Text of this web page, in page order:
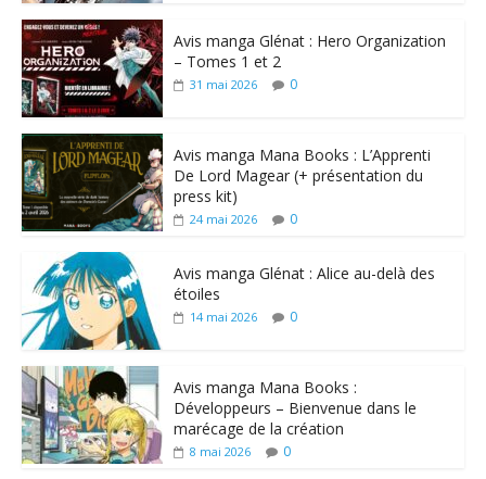
Avis manga Glénat : Hero Organization
– Tomes 1 et 2
31 mai 2026 0
Avis manga Mana Books : L’Apprenti
De Lord Magear (+ présentation du
press kit)
24 mai 2026 0
Avis manga Glénat : Alice au-delà des
étoiles
14 mai 2026 0
Avis manga Mana Books :
Développeurs – Bienvenue dans le
marécage de la création
8 mai 2026 0